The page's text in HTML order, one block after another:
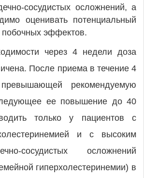
сосудистых осложнений, а
оценивать потенциальный
побочных эффектов.
через 4 недели доза
После приема в течение 4
рекомендуемую
ее повышение до 40
только у пациентов с
и с высоким
сосудистых осложнений
гиперхолестеринемии) в